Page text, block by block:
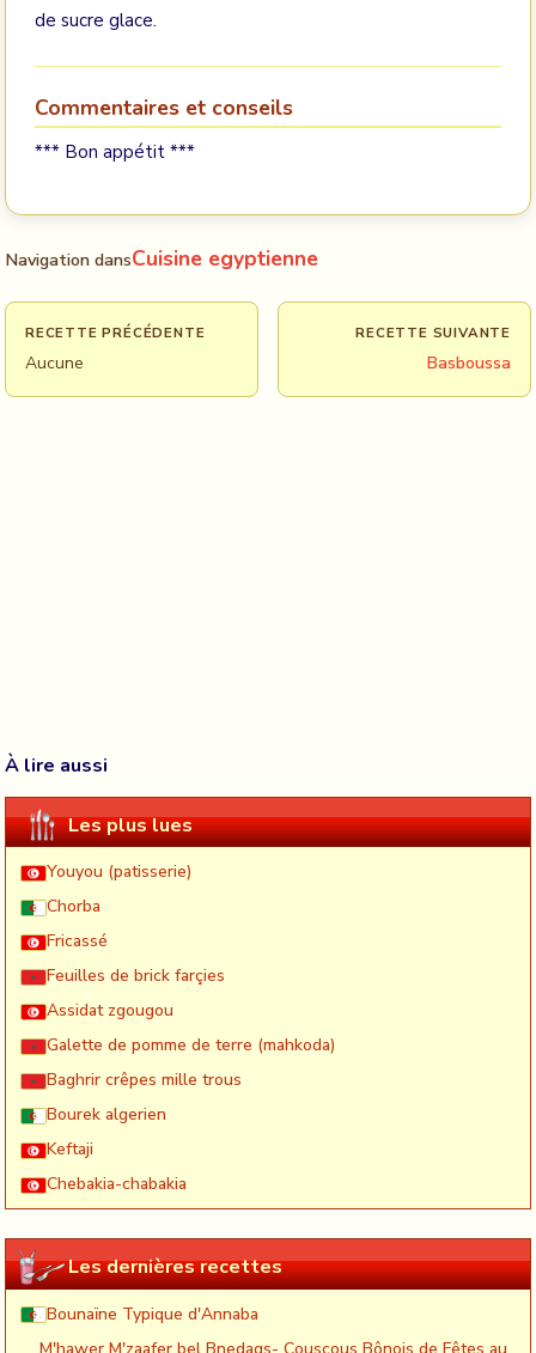
de sucre glace.
Commentaires et conseils
*** Bon appétit ***
Navigation dansCuisine egyptienne
RECETTE PRÉCÉDENTE
Aucune
RECETTE SUIVANTE
Basboussa
À lire aussi
Les plus lues
Youyou (patisserie)
Chorba
Fricassé
Feuilles de brick farçies
Assidat zgougou
Galette de pomme de terre (mahkoda)
Baghrir crêpes mille trous
Bourek algerien
Keftaji
Chebakia-chabakia
Les dernières recettes
Bounaïne Typique d'Annaba
M'hawer M'zaafer bel Bnedaqs- Couscous Bônois de Fêtes au